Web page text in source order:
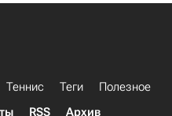
Теннис Теги
Полезное
RSS Архив